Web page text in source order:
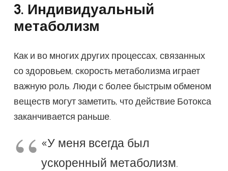
3. Индивидуальный
метаболизм
Как и во многих других процессах, связанных
со здоровьем, скорость метаболизма играет
важную роль. Люди с более быстрым обменом
веществ могут заметить, что действие Ботокса
заканчивается раньше.
«У меня всегда был
ускоренный метаболизм.